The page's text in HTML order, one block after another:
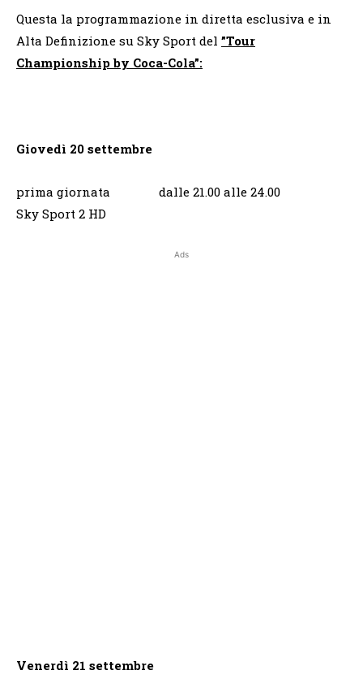
Questa la programmazione in diretta esclusiva e in
Alta Definizione su Sky Sport del ”Tour
Championship by Coca-Cola”:
Giovedì 20 settembre
prima giornata dalle 21.00 alle 24.00
Sky Sport 2 HD
Ads
Venerdì 21 settembre